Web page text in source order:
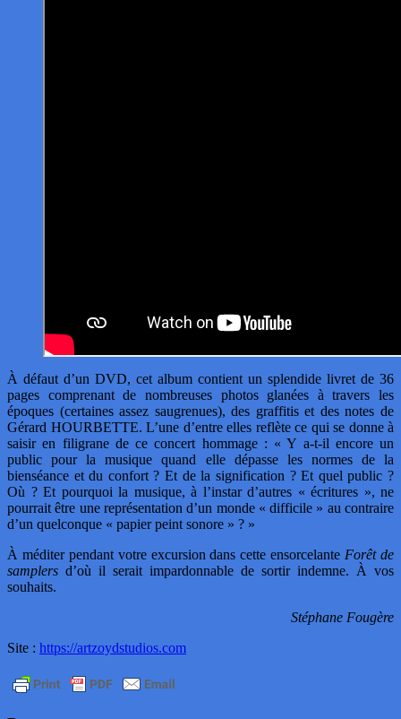
À défaut d’un DVD, cet album contient un splendide livret de 36
pages comprenant de nombreuses photos glanées à travers les
époques (certaines assez saugrenues), des graffitis et des notes de
Gérard HOURBETTE. L’une d’entre elles reflète ce qui se donne à
saisir en filigrane de ce concert hommage : « Y a-t-il encore un
public pour la musique quand elle dépasse les normes de la
bienséance et du confort ? Et de la signification ? Et quel public ?
Où ? Et pourquoi la musique, à l’instar d’autres « écritures », ne
pourrait être une représentation d’un monde « difficile » au contraire
d’un quelconque « papier peint sonore » ? »
À méditer pendant votre excursion dans cette ensorcelante Forêt de
samplers d’où il serait impardonnable de sortir indemne. À vos
souhaits.
Stéphane Fougère
Site : https://artzoydstudios.com